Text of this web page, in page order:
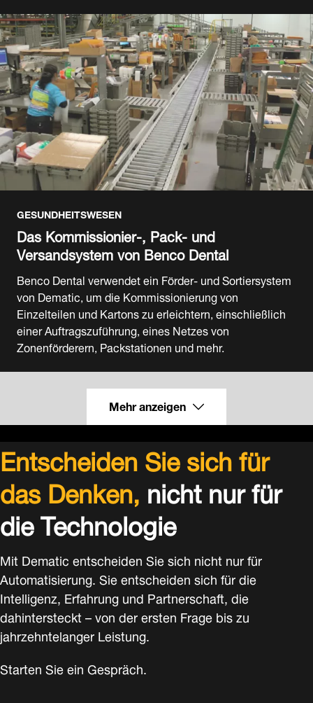
GESUNDHEITSWESEN
Das Kommissionier-, Pack- und
Versandsystem von Benco Dental
Benco Dental verwendet ein Förder- und Sortiersystem
von Dematic, um die Kommissionierung von
Einzelteilen und Kartons zu erleichtern, einschließlich
einer Auftragszuführung, eines Netzes von
Zonenförderern, Packstationen und mehr.
Mehr anzeigen
Entscheiden Sie sich für
das Denken,nicht nur für
die Technologie
Mit Dematic entscheiden Sie sich nicht nur für
Automatisierung. Sie entscheiden sich für die
Intelligenz, Erfahrung und Partnerschaft, die
dahintersteckt – von der ersten Frage bis zu
jahrzehntelanger Leistung.
Starten Sie ein Gespräch.